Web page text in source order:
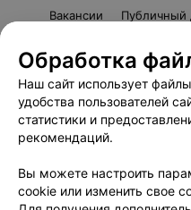
Вакансии
Публичный
Связаться по
Обработка
Наш сайт использует
удобства пользователей
статистики и
рекомендаций.
Вы можете настроить
cookie или изменить свое